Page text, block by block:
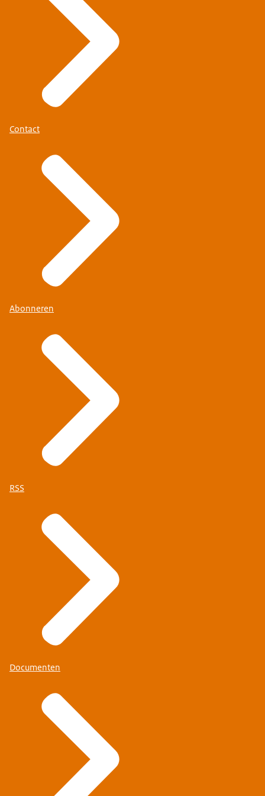
Contact
Abonneren
RSS
Documenten